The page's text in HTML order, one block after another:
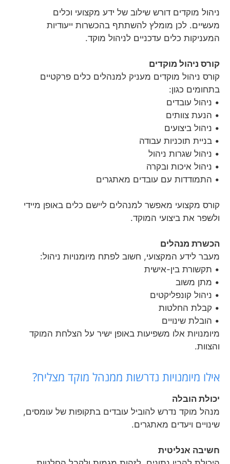
ניהול מוקדים דורש שילוב של ידע מקצועי וכלים
מעשיים. לכן מומלץ להשתתף בהכשרות ייעודיות
המעניקות כלים עדכניים לניהול מוקד.
קורס ניהול מוקדים
קורס ניהול מוקדים מעניק למנהלים כלים פרקטיים
בתחומים כגון:
• ניהול עובדים
• הנעת צוותים
• ניהול ביצועים
• בניית תוכניות עבודה
• ניהול שגרות ניהול
• ניהול איכות ובקרה
• התמודדות עם עובדים מאתגרים
קורס מקצועי מאפשר למנהלים ליישם כלים באופן מיידי
ולשפר את ביצועי המוקד.
הכשרת מנהלים
מעבר לידע המקצועי, חשוב לפתח מיומנויות ניהול:
• תקשורת בין-אישית
• מתן משוב
• ניהול קונפליקטים
• קבלת החלטות
• הובלת שינויים
מיומנויות אלו משפיעות באופן ישיר על הצלחת המוקד
והצוות.
אילו מיומנויות נדרשות ממנהל מוקד מצליח?
יכולת הובלה
מנהל מוקד נדרש להוביל עובדים בתקופות של עומסים,
שינויים ויעדים מאתגרים.
חשיבה אנליטית